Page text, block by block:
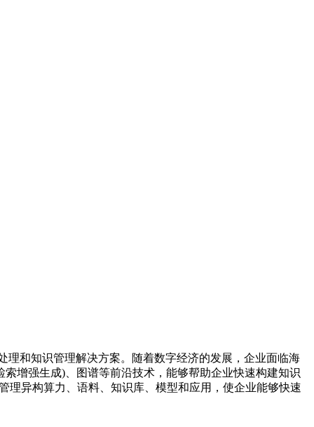
和知识管理解决方案。随着数字经济的发展，企业面临海
增强生成)、图谱等前沿技术，能够帮助企业快速构建知识
理异构算力、语料、知识库、模型和应用，使企业能够快速